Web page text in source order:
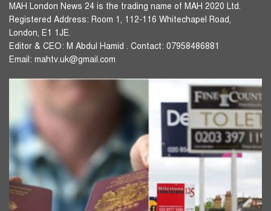
MAH London News 24 is the trading name of MAH 2020 Ltd.
Registered Address: Room 1, 112-116 Whitechapel Road,
London, E1 1JE.
Editor & CEO: M Abdul Hamid . Contact: 07958486881
Email: mahtv.uk@gmail.com